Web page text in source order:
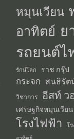
หมุนเวียน
อาทิตย์ ย
รถยนต์ไ
รักษ์โลก ราช กรุ๊ป
กระจก สนธิรัต
วิชาการ อีสท์ ว
เศรษฐกิจหมุนเวียน
โรงไฟฟ้า โ